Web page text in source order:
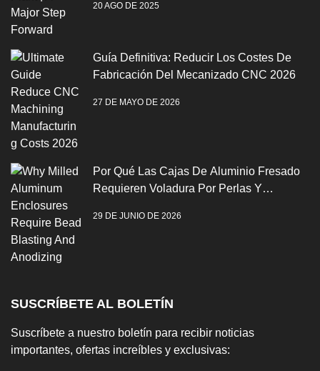
20 AGO DE 2025
Guía Definitiva: Reducir Los Costes De
Fabricación Del Mecanizado CNC 2026
27 DE MAYO DE 2026
Por Qué Las Cajas De Aluminio Fresado
Requieren Voladura Por Perlas Y
29 DE JUNIO DE 2026
SUSCRÍBETE AL BOLETÍN
Suscríbete a nuestro boletín para recibir noticias
importantes, ofertas increíbles y exclusivas: